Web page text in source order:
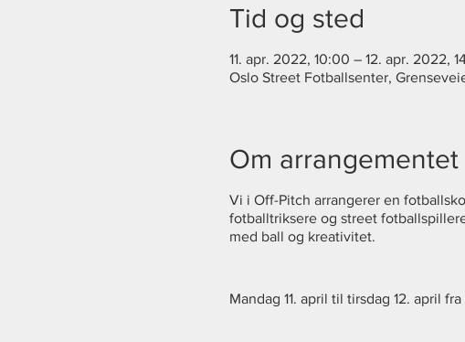
Tid og sted
11. apr. 2022, 10:00 – 12. apr. 2022,
Oslo Street Fotballsenter,
Om arrangementet
Vi i Off-Pitch arrangerer en
fotballtriksere og street
med ball og kreativitet.
Mandag 11. april til tirsdag 12. april